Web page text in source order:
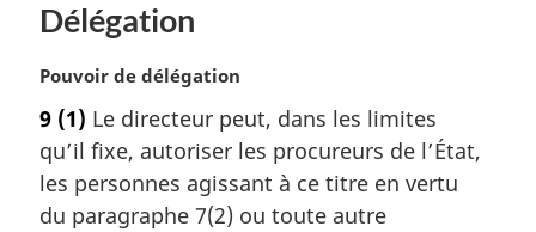
:
Délégation
N
t
e
m
a
Pouvoir de délégation
9 (1) Le directeur peut, dans les limites
qu’il fixe, autoriser les procureurs de l’État,
les personnes agissant à ce titre en vertu
du paragraphe 7(2) ou toute autre